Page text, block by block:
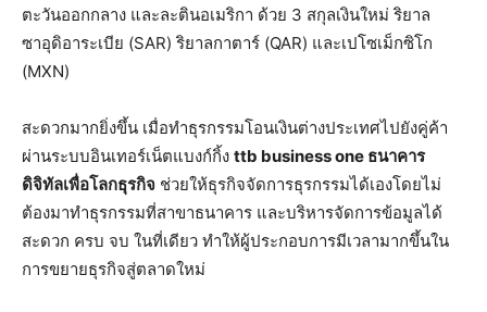
ตะวันออกกลาง และละตินอเมริกา ด้วย 3 สกุลเงินใหม่ ริยาล
ซาอุดิอาระเบีย (SAR) ริยาลกาตาร์ (QAR) และเปโซเม็กซิโก
(MXN)
สะดวกมากยิ่งขึ้น เมื่อทำธุรกรรมโอนเงินต่างประเทศไปยังคู่ค้า
ผ่านระบบอินเทอร์เน็ตแบงก์กิ้ง ttb business one ธนาคาร
ดิจิทัลเพื่อโลกธุรกิจ ช่วยให้ธุรกิจจัดการธุรกรรมได้เองโดยไม่
ต้องมาทำธุรกรรมที่สาขาธนาคาร และบริหารจัดการข้อมูลได้
สะดวก ครบ จบ ในที่เดียว ทำให้ผู้ประกอบการมีเวลามากขึ้นใน
การขยายธุรกิจสู่ตลาดใหม่